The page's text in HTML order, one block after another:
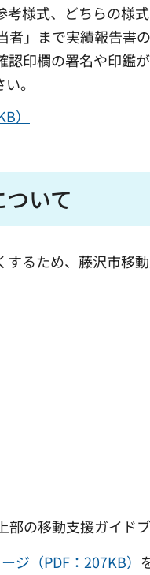
様式、どちらの様式
」まで実績報告書
印欄の署名や印鑑
。
）
いて
るため、藤沢市移
部の移動支援ガイド
ジ（PDF：207KB）